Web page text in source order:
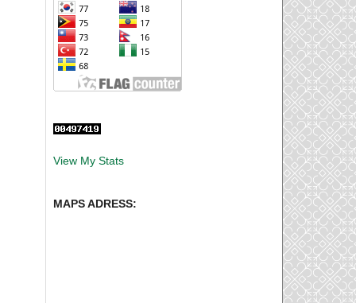
View My Stats
MAPS ADRESS: